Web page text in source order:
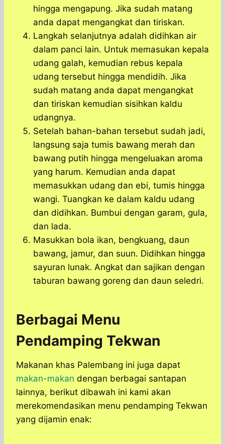
hingga mengapung. Jika sudah matang
anda dapat mengangkat dan tiriskan.
Langkah selanjutnya adalah didihkan air
dalam panci lain. Untuk memasukan kepala
udang galah, kemudian rebus kepala
udang tersebut hingga mendidih. Jika
sudah matang anda dapat mengangkat
dan tiriskan kemudian sisihkan kaldu
udangnya.
Setelah bahan-bahan tersebut sudah jadi,
langsung saja tumis bawang merah dan
bawang putih hingga mengeluakan aroma
yang harum. Kemudian anda dapat
memasukkan udang dan ebi, tumis hingga
wangi. Tuangkan ke dalam kaldu udang
dan didihkan. Bumbui dengan garam, gula,
dan lada.
Masukkan bola ikan, bengkuang, daun
bawang, jamur, dan suun. Didihkan hingga
sayuran lunak. Angkat dan sajikan dengan
taburan bawang goreng dan daun seledri.
Berbagai Menu
Pendamping Tekwan
Makanan khas Palembang ini juga dapat
makan-makan dengan berbagai santapan
lainnya, berikut dibawah ini kami akan
merekomendasikan menu pendamping Tekwan
yang dijamin enak: